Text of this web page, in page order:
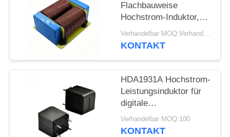
Flachbauweise
Hochstrom-Induktor,
Drossel
Verhandelbar MOQ:Verhandlung
KONTAKT
HDA1931A Hochstrom-
Leistungsinduktor für
digitale
Leistungsverstärker
und Car-Audio-
Verhandelbar MOQ:100
KONTAKT